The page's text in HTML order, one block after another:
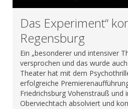
Das Experiment“
Regensburg
Ein „besonderer und intensiver
versprochen und das wurde
Theater hat mit dem
erfolgreiche
Friedrichsburg Vohenstrauß und
Oberviechtach absolviert und